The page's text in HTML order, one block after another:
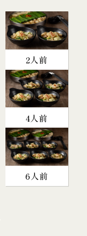
2人前
4人前
6人前